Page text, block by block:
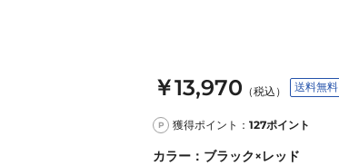
￥13,970 （税込） 送料無料
P 獲得ポイント： 127ポイント
カラー ： ブラック×レッド